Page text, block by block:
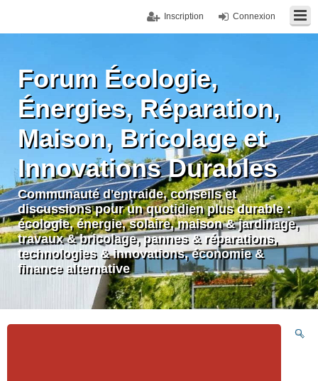
Connexion
Inscription
Forum Écologie,
Énergies, Réparation,
Maison, Bricolage et
Innovations Durables
Communauté d'entraide, conseils et
discussions pour un quotidien plus durable :
écologie, énergie, solaire, maison & jardinage,
travaux & bricolage, pannes & réparations,
technologies & innovations, économie &
finance alternative